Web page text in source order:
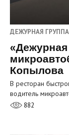
ДЕЖУРНАЯ ГРУППА
Копылова
В ресторан
водитель
882